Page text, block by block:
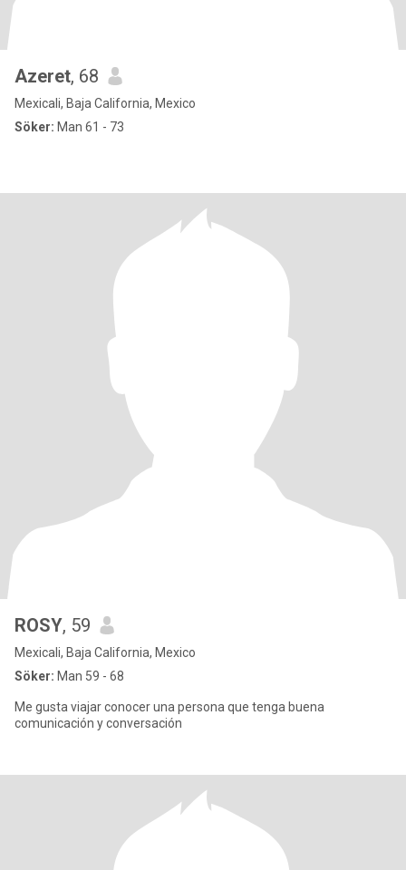
Azeret, 68
Mexicali, Baja California, Mexico
Söker: Man 61 - 73
ROSY, 59
Mexicali, Baja California, Mexico
Söker: Man 59 - 68
Me gusta viajar conocer una persona que tenga buena
comunicación y conversación